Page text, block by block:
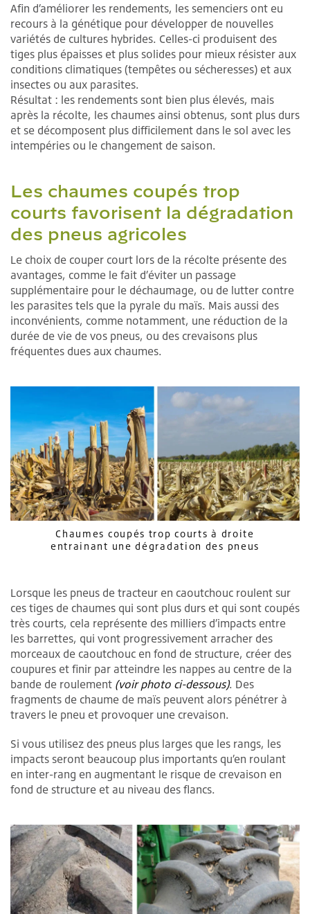
Afin d’améliorer les rendements, les semenciers ont eu
recours à la génétique pour développer de nouvelles
variétés de cultures hybrides. Celles-ci produisent des
tiges plus épaisses et plus solides pour mieux résister aux
conditions climatiques (tempêtes ou sécheresses) et aux
insectes ou aux parasites.
Résultat : les rendements sont bien plus élevés, mais
après la récolte, les chaumes ainsi obtenus, sont plus durs
et se décomposent plus difficilement dans le sol avec les
intempéries ou le changement de saison.
Les chaumes coupés trop
courts favorisent la dégradation
des pneus agricoles
Le choix de couper court lors de la récolte présente des
avantages, comme le fait d’éviter un passage
supplémentaire pour le déchaumage, ou de lutter contre
les parasites tels que la pyrale du maïs. Mais aussi des
inconvénients, comme notamment, une réduction de la
durée de vie de vos pneus, ou des crevaisons plus
fréquentes dues aux chaumes.
Chaumes coupés trop courts à droite
entrainant une dégradation des pneus
Lorsque les pneus de tracteur en caoutchouc roulent sur
ces tiges de chaumes qui sont plus durs et qui sont coupés
très courts, cela représente des milliers d’impacts entre
les barrettes, qui vont progressivement arracher des
morceaux de caoutchouc en fond de structure, créer des
coupures et finir par atteindre les nappes au centre de la
bande de roulement (voir photo ci-dessous). Des
fragments de chaume de maïs peuvent alors pénétrer à
travers le pneu et provoquer une crevaison.
Si vous utilisez des pneus plus larges que les rangs, les
impacts seront beaucoup plus importants qu’en roulant
en inter-rang en augmentant le risque de crevaison en
fond de structure et au niveau des flancs.